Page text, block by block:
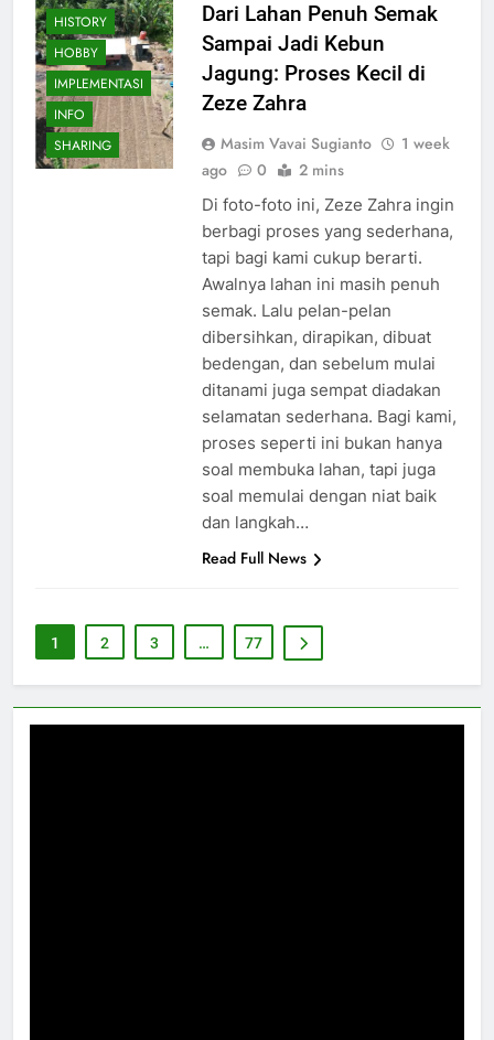
HISTORY
HOBBY
IMPLEMENTASI
INFO
SHARING
Dari Lahan Penuh Semak
Sampai Jadi Kebun
Jagung: Proses Kecil di
Zeze Zahra
Masim Vavai Sugianto
1 week
ago
0 2 mins
Di foto-foto ini, Zeze Zahra ingin
berbagi proses yang sederhana,
tapi bagi kami cukup berarti.
Awalnya lahan ini masih penuh
semak. Lalu pelan-pelan
dibersihkan, dirapikan, dibuat
bedengan, dan sebelum mulai
ditanami juga sempat diadakan
selamatan sederhana. Bagi kami,
proses seperti ini bukan hanya
soal membuka lahan, tapi juga
soal memulai dengan niat baik
dan langkah…
Read Full News
1 2 3 … 77